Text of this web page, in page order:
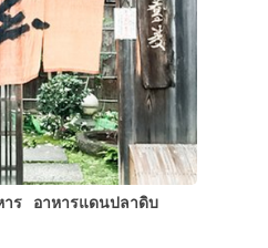
าร อาหารแดนปลาดิบ